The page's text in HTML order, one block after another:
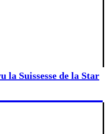
la Suissesse de la Star